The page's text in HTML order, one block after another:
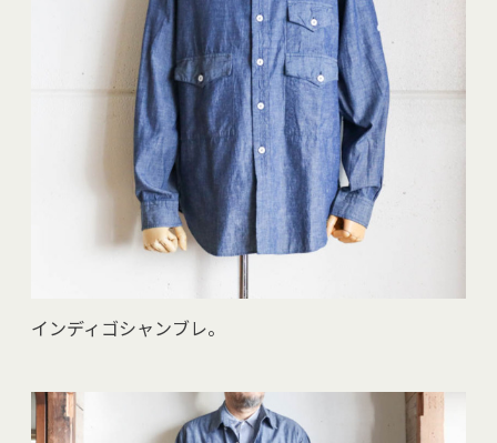
インディゴシャンブレ。